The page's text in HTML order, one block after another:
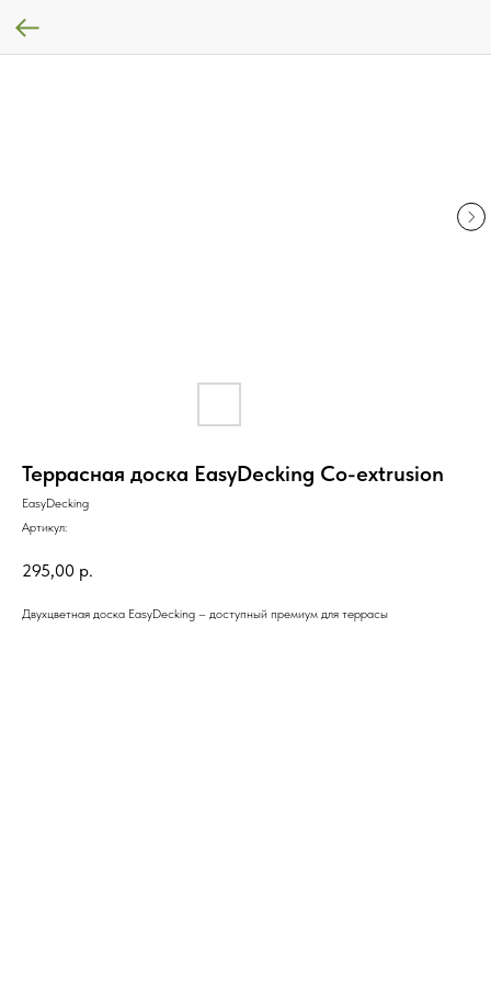
Террасная доска EasyDecking Co-extrusion
EasyDecking
Артикул:
295,00 р.
Двухцветная доска EasyDecking – доступный премиум для террасы